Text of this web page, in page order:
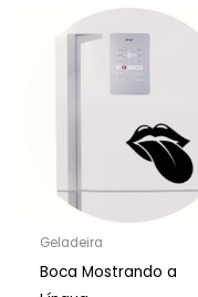
Geladeira
Boca Mostrando a